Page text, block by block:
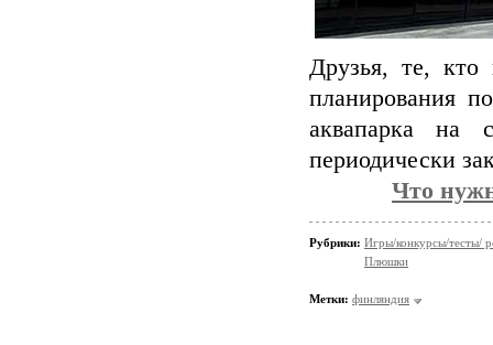
Друзья, те, кто
планирования
аквапарка на
периодически
Что
Рубрики: Игры/конкурсы/тесты/
Плюшки
Метки: финляндия